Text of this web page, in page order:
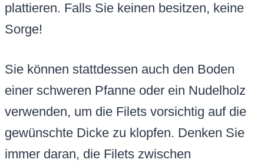
plattieren. Falls Sie keinen besitzen, keine
Sorge!
Sie können stattdessen auch den Boden
einer schweren Pfanne oder ein Nudelholz
verwenden, um die Filets vorsichtig auf die
gewünschte Dicke zu klopfen. Denken Sie
immer daran, die Filets zwischen